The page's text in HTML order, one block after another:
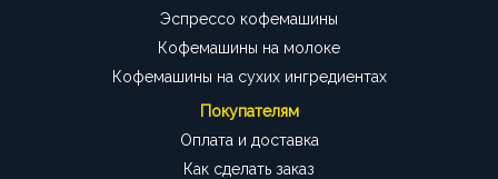
Эспрессо кофемашины
Кофемашины на молоке
Кофемашины на сухих ингредиентах
Покупателям
Оплата и доставка
Как сделать заказ